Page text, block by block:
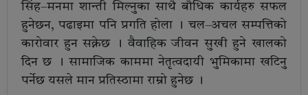
सिंह–मनमा शान्ती मिल्नुका साथै बौधिक कार्यहरु सफल
हुनेछन, पढाइमा पनि प्रगति होला । चल–अचल सम्पत्तिको
कारोवार हुन सक्नेछ । वैवाहिक जीवन सुखी हुने खालको
दिन छ । सामाजिक काममा नेतृत्वदायी भुमिकामा खटिनु
पर्नेछ यसले मान प्रतिस्ठामा राम्रो हुनेछ ।